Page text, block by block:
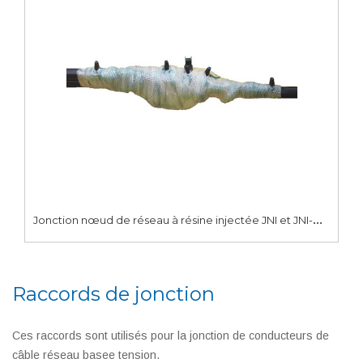
J
onction nœud de réseau à résine injectée JNI et JNI-CPI
Raccords de jonction
Ces raccords sont utilisés pour la jonction de conducteurs de
câble réseau basee tension.